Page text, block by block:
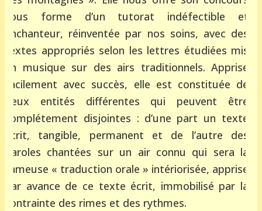
sous forme d’un tutorat indéfectible et
enchanteur, réinventée par nos soins, avec des
textes appropriés selon les lettres étudiées mis
en musique sur des airs traditionnels. Apprise
facilement avec succès, elle est constituée de
deux entités différentes qui peuvent être
complétement disjointes : d’une part un texte
écrit, tangible, permanent et de l’autre des
paroles chantées sur un air connu qui sera la
fameuse « traduction orale » intériorisée, apprise
par avance de ce texte écrit, immobilisé par la
contrainte des rimes et des rythmes.